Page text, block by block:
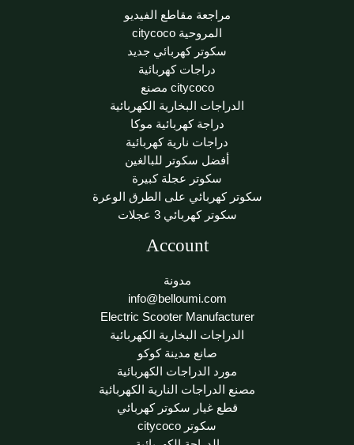
مراجعة مقاطع الفيديو
المروحية citycoco
سكوتر كهربائي جديد
دراجات كهربائية
citycoco مصنع
الدراجات البخارية الكهربائية
دراجة كهربائية موكا
دراجات نارية كهربائية
أفضل سكوتر للبالغين
سكوتر عجلة كبيرة
سكوتر كهربائي على الطرق الوعرة
سكوتر كهربائي 3 عجلات
Account
مدونة
info@belloumi.com
Electric Scooter Manufacturer
الدراجات البخارية الكهربائية
صانع مدينة كوكو
مورد الدراجات الكهربائية
مصنع الدراجات النارية الكهربائية
قطع غيار سكوتر كهربائي
سكوتر citycoco